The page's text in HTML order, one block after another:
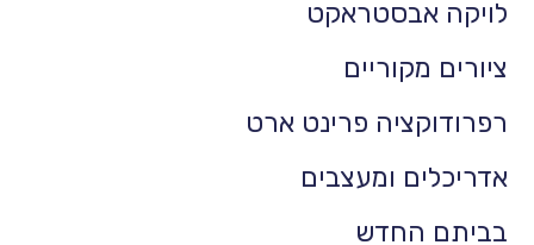
לויקה אבסטראקט
ציורים מקוריים
רפרודוקציה פרינט ארט
אדריכלים ומעצבים
בביתם החדש